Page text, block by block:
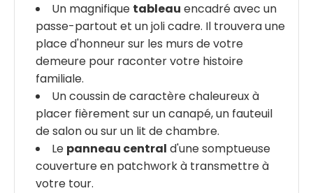
Un magnifique tableau encadré avec un
passe-partout et un joli cadre. Il trouvera une
place d'honneur sur les murs de votre
demeure pour raconter votre histoire
familiale.
Un coussin de caractère chaleureux à
placer fièrement sur un canapé, un fauteuil
de salon ou sur un lit de chambre.
Le panneau central d'une somptueuse
couverture en patchwork à transmettre à
votre tour.